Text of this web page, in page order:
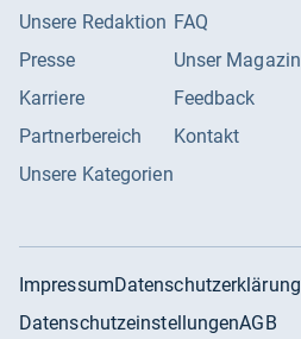
Unsere Redaktion
Presse
Karriere
Partnerbereich
Unsere Kategorien
FAQ
Unser Magazin
Feedback
Kontakt
ImpressumDatenschutzerklärung
DatenschutzeinstellungenAGB